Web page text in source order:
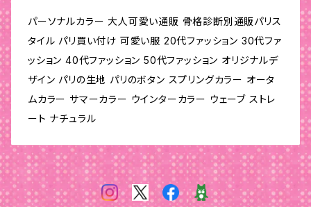
パーソナルカラー 大人可愛い通販 骨格診断別通販パリス
タイル パリ買い付け 可愛い服 20代ファッション 30代ファ
ッション 40代ファッション 50代ファッション オリジナルデ
ザイン パリの生地 パリのボタン スプリングカラー オータ
ムカラー サマーカラー ウインターカラー ウェーブ ストレ
ート ナチュラル